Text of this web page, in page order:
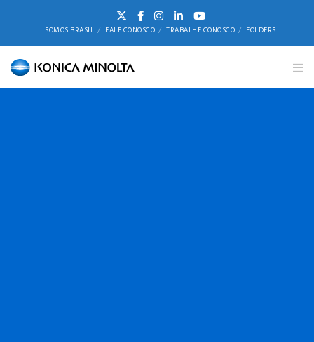
SOMOS BRASIL FALE CONOSCO TRABALHE CONOSCO FOLDERS